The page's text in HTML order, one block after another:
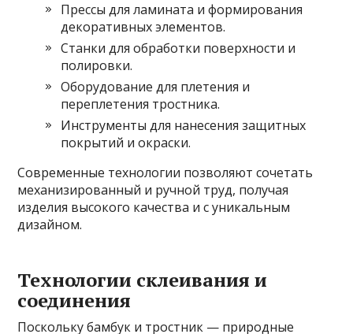
Прессы для ламината и формирования
декоративных элементов.
Станки для обработки поверхности и
полировки.
Оборудование для плетения и
переплетения тростника.
Инструменты для нанесения защитных
покрытий и окраски.
Современные технологии позволяют сочетать
механизированный и ручной труд, получая
изделия высокого качества и с уникальным
дизайном.
Технологии склеивания и
соединения
Поскольку бамбук и тростник — природные